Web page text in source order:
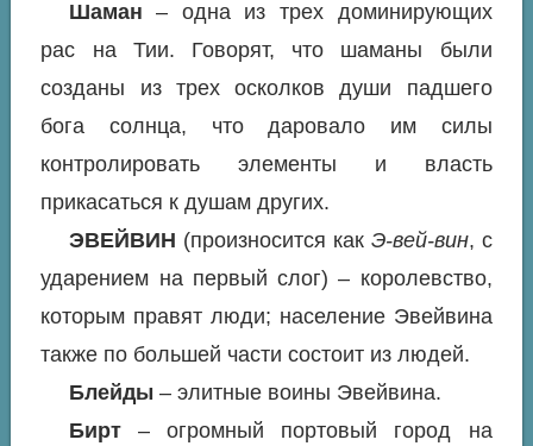
Шаман – одна из трех доминирующих
рас на Тии. Говорят, что шаманы были
созданы из трех осколков души падшего
бога солнца, что даровало им силы
контролировать элементы и власть
прикасаться к душам других.
ЭВЕЙВИН (произносится как Э-вей-вин, с
ударением на первый слог) – королевство,
которым правят люди; население Эвейвина
также по большей части состоит из людей.
Блейды – элитные воины Эвейвина.
Бирт– огромный портовый город на